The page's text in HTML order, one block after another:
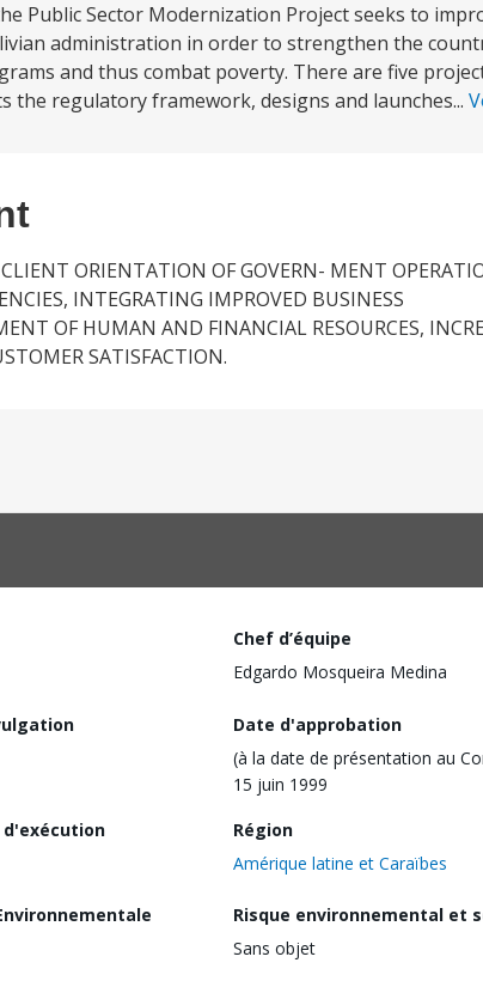
Public Sector Modernization Project seeks to
administration in order to strengthen the
and thus combat poverty. There are five
regulatory framework, designs and launches...
ORIENTATION OF GOVERN- MENT
INTEGRATING IMPROVED BUSINESS
OF HUMAN AND FINANCIAL RESOURCES,
SATISFACTION.
Chef d’équipe
Edgardo Mosqueira Medina
Date d'approbation
(à la date de présentation au
15 juin 1999
d'exécution
Région
Amérique latine et Caraïbes
Risque environnemental et
Sans objet